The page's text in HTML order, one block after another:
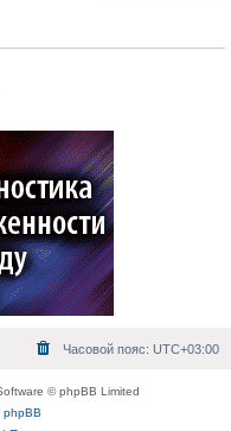
Часовой пояс: UTC+03:00
© phpBB Limited
phpBB